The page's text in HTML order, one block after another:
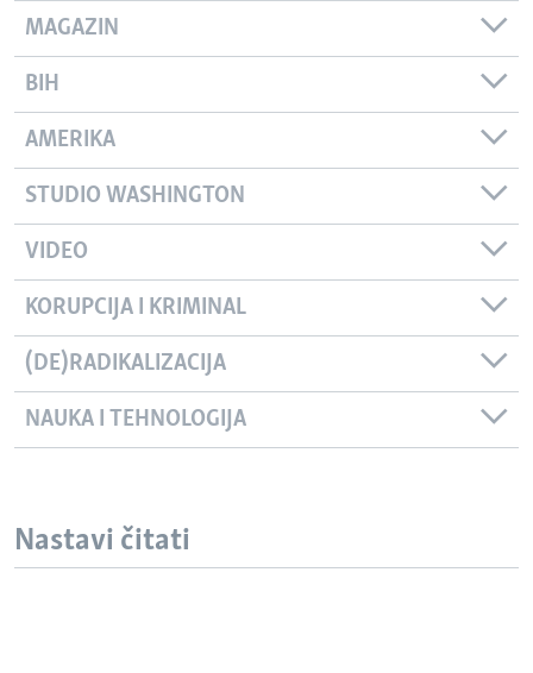
MAGAZIN
BIH
AMERIKA
STUDIO WASHINGTON
VIDEO
KORUPCIJA I KRIMINAL
(DE)RADIKALIZACIJA
NAUKA I TEHNOLOGIJA
Nastavi čitati